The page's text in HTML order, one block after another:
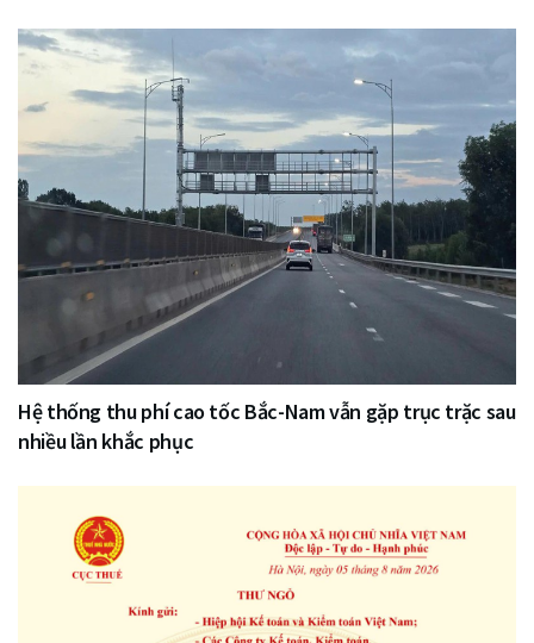
Hệ thống thu phí cao tốc Bắc-Nam vẫn gặp trục trặc sau
nhiều lần khắc phục